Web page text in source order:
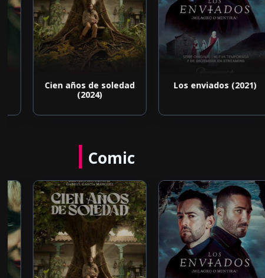
Cien años de soledad
(2024)
Los enviados (2021)
Comic